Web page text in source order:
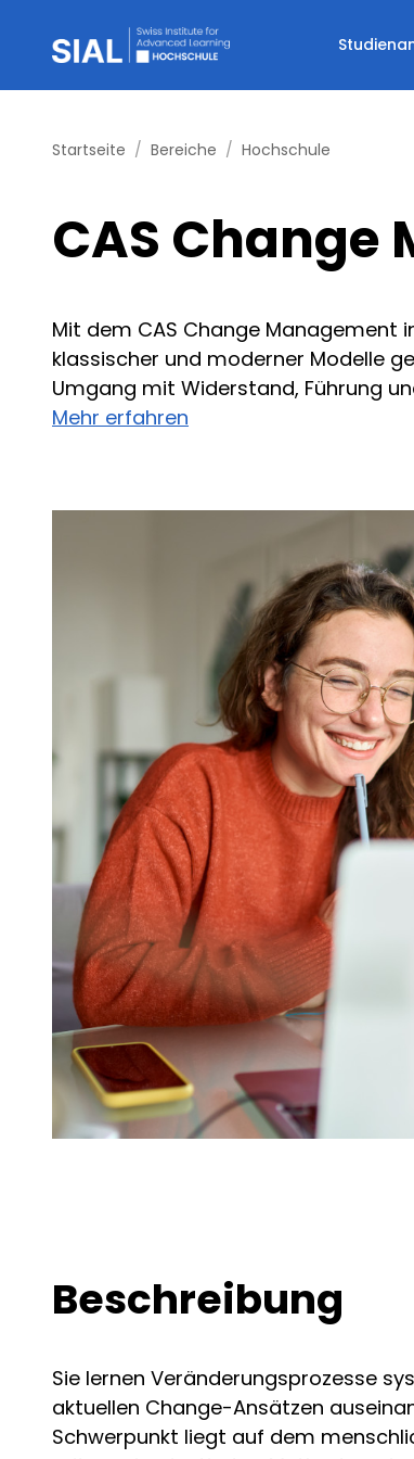
Startseite Bereiche Hochschule
CAS
Mit dem CAS Change Management
klassischer und moderner Modelle
Umgang mit Widerstand, Führung
Mehr erfahren
Beschreibung
Sie lernen Veränderungsprozesse
aktuellen Change-Ansätzen
Schwerpunkt liegt auf dem